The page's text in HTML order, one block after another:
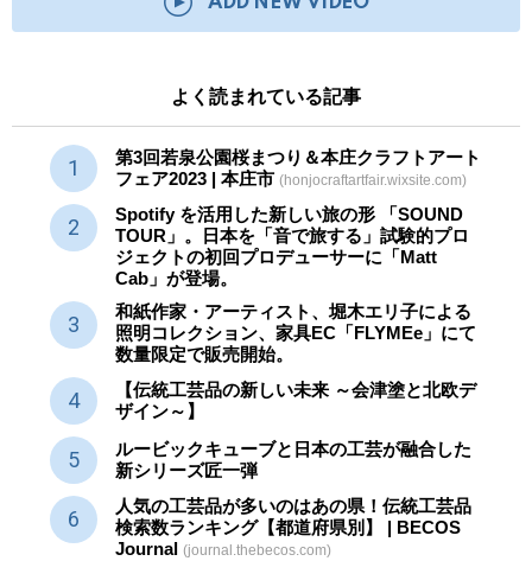
よく読まれている記事
第3回若泉公園桜まつり＆本庄クラフトアート
フェア2023 | 本庄市 (honjocraftartfair.wixsite.com)
Spotify を活用した新しい旅の形 「SOUND
TOUR」。日本を「音で旅する」試験的プロ
ジェクトの初回プロデューサーに「Matt
Cab」が登場。
和紙作家・アーティスト、堀木エリ子による
照明コレクション、家具EC「FLYMEe」にて
数量限定で販売開始。
【伝統工芸品の新しい未来 ～会津塗と北欧デ
ザイン～】
ルービックキューブと日本の工芸が融合した
新シリーズ匠一弾
人気の工芸品が多いのはあの県！伝統工芸品
検索数ランキング【都道府県別】 | BECOS
Journal (journal.thebecos.com)